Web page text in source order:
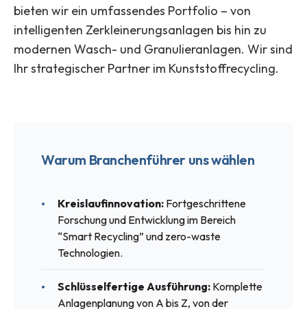
bieten wir ein umfassendes Portfolio – von
intelligenten Zerkleinerungsanlagen bis hin zu
modernen Wasch- und Granulieranlagen. Wir sind
Ihr strategischer Partner im Kunststoffrecycling.
Warum Branchenführer uns wählen
Kreislaufinnovation: Fortgeschrittene
Forschung und Entwicklung im Bereich
“Smart Recycling” und zero-waste
Technologien.
Schlüsselfertige Ausführung: Komplette
Anlagenplanung von A bis Z, von der